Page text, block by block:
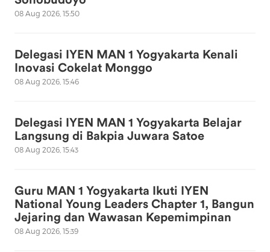
08 Aug 2026, 15:50
Delegasi IYEN MAN 1 Yogyakarta Kenali
Inovasi Cokelat Monggo
08 Aug 2026, 15:46
Delegasi IYEN MAN 1 Yogyakarta Belajar
Langsung di Bakpia Juwara Satoe
08 Aug 2026, 15:43
Guru MAN 1 Yogyakarta Ikuti IYEN
National Young Leaders Chapter 1, Bangun
Jejaring dan Wawasan Kepemimpinan
08 Aug 2026, 15:39